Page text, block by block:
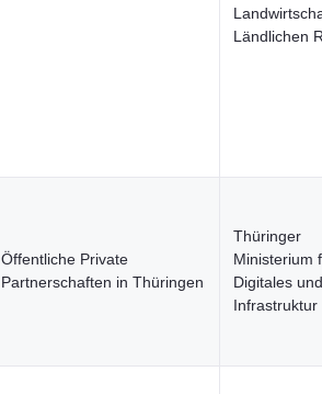
Ländlichen
Öffentliche Private
Partnerschaften in Thüringen
Thüringer
Ministerium
Digitales und
Infrastruktur